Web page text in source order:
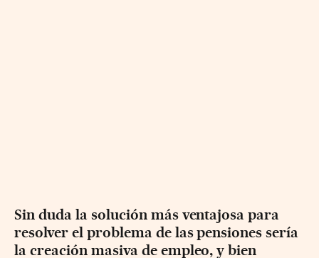
Sin duda la solución más ventajosa para
resolver el problema de las pensiones sería
la creación masiva de empleo, y bien